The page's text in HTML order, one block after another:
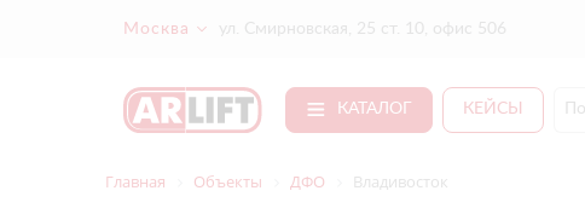
Москва ул. Смирновская, 25 ст. 10, офис 506
КАТАЛОГ КЕЙСЫ
Главная Объекты ДФО Владивосток